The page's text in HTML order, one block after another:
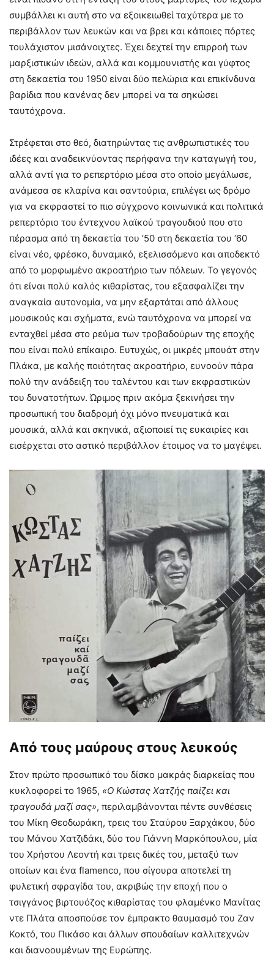
συμβάλλει κι αυτή στο να εξοικειωθεί ταχύτερα με το
περιβάλλον των λευκών και να βρει και κάποιες πόρτες
τουλάχιστον μισάνοιχτες. Έχει δεχτεί την επιρροή των
μαρξιστικών ιδεών, αλλά και κομμουνιστής και γύφτος
στη δεκαετία του 1950 είναι δύο πελώρια και επικίνδυνα
βαρίδια που κανένας δεν μπορεί να τα σηκώσει
ταυτόχρονα.
Στρέφεται στο θεό, διατηρώντας τις ανθρωπιστικές του
ιδέες και αναδεικνύοντας περήφανα την καταγωγή του,
αλλά αντί για το ρεπερτόριο μέσα στο οποίο μεγάλωσε,
ανάμεσα σε κλαρίνα και σαντούρια, επιλέγει ως δρόμο
για να εκφραστεί το πιο σύγχρονο κοινωνικά και πολιτικά
ρεπερτόριο του έντεχνου λαϊκού τραγουδιού που στο
πέρασμα από τη δεκαετία του ’50 στη δεκαετία του ‘60
είναι νέο, φρέσκο, δυναμικό, εξελισσόμενο και αποδεκτό
από το μορφωμένο ακροατήριο των πόλεων. Το γεγονός
ότι είναι πολύ καλός κιθαρίστας, του εξασφαλίζει την
αναγκαία αυτονομία, να μην εξαρτάται από άλλους
μουσικούς και σχήματα, ενώ ταυτόχρονα να μπορεί να
ενταχθεί μέσα στο ρεύμα των τροβαδούρων της εποχής
που είναι πολύ επίκαιρο. Ευτυχώς, οι μικρές μπουάτ στην
Πλάκα, με καλής ποιότητας ακροατήριο, ευνοούν πάρα
πολύ την ανάδειξη του ταλέντου και των εκφραστικών
του δυνατοτήτων. Ώριμος πριν ακόμα ξεκινήσει την
προσωπική του διαδρομή όχι μόνο πνευματικά και
μουσικά, αλλά και σκηνικά, αξιοποιεί τις ευκαιρίες και
εισέρχεται στο αστικό περιβάλλον έτοιμος να το μαγέψει.
Από τους μαύρους στους λευκούς
Στον πρώτο προσωπικό του δίσκο μακράς διαρκείας που
κυκλοφορεί το 1965, «Ο Κώστας Χατζής παίζει και
τραγουδά μαζί σας», περιλαμβάνονται πέντε συνθέσεις
του Μίκη Θεοδωράκη, τρεις του Σταύρου Ξαρχάκου, δύο
του Μάνου Χατζιδάκι, δύο του Γιάννη Μαρκόπουλου, μία
του Χρήστου Λεοντή και τρεις δικές του, μεταξύ των
οποίων και ένα flamenco, που σίγουρα αποτελεί τη
φυλετική σφραγίδα του, ακριβώς την εποχή που ο
τσιγγάνος βιρτουόζος κιθαρίστας του φλαμένκο Μανίτας
ντε Πλάτα αποσπούσε τον έμπρακτο θαυμασμό του Ζαν
Κοκτό, του Πικάσο και άλλων σπουδαίων καλλιτεχνών
και διανοουμένων της Ευρώπης.